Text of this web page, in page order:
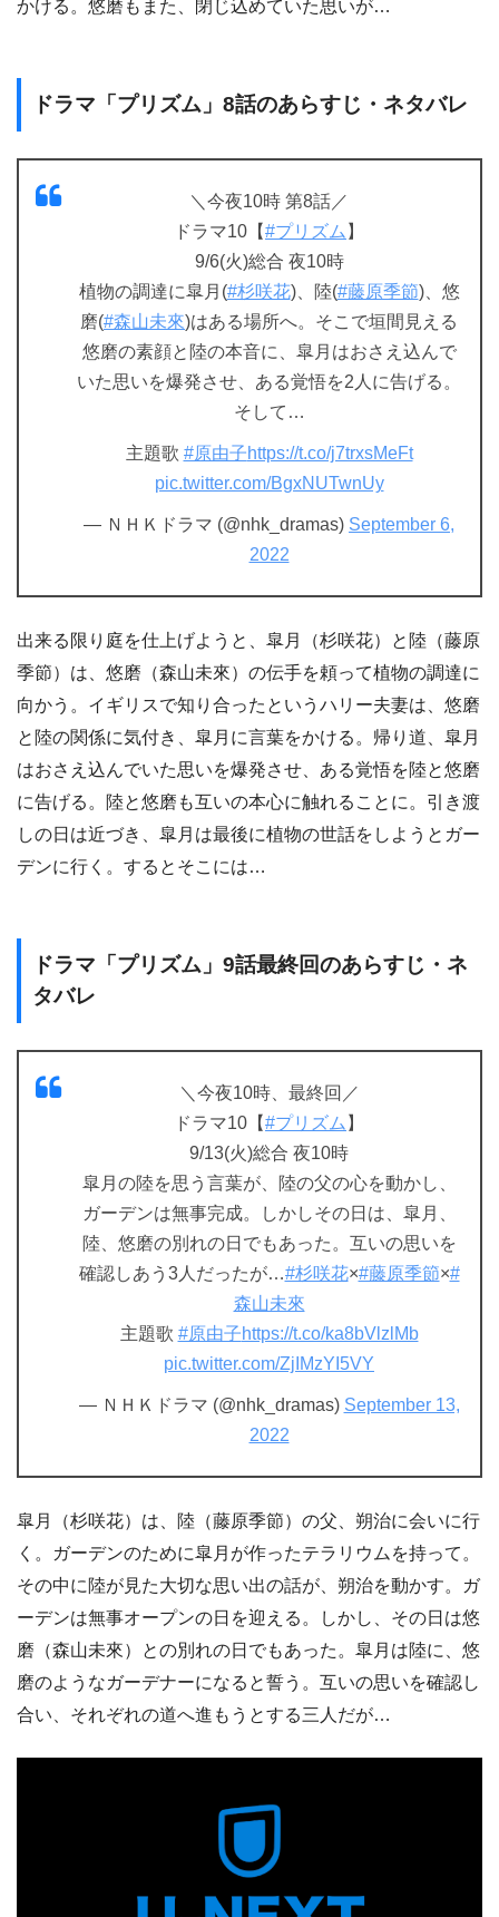
かける。悠磨もまた、閉じ込めていた思いが…
ドラマ「プリズム」8話のあらすじ・ネタバレ
＼今夜10時 第8話／
ドラマ10【#プリズム 】
9/6(火)総合 夜10時
植物の調達に皐月(#杉咲花)、陸(#藤原季節)、悠
磨(#森山未來)はある場所へ。そこで垣間見える
悠磨の素顔と陸の本音に、皐月はおさえ込んで
いた思いを爆発させ、ある覚悟を2人に告げる。
そして…
主題歌 #原由子https://t.co/j7trxsMeFt
pic.twitter.com/BgxNUTwnUy
— ＮＨＫドラマ (@nhk_dramas) September 6,
2022
出来る限り庭を仕上げようと、皐月（杉咲花）と陸（藤原
季節）は、悠磨（森山未來）の伝手を頼って植物の調達に
向かう。イギリスで知り合ったというハリー夫妻は、悠磨
と陸の関係に気付き、皐月に言葉をかける。帰り道、皐月
はおさえ込んでいた思いを爆発させ、ある覚悟を陸と悠磨
に告げる。陸と悠磨も互いの本心に触れることに。引き渡
しの日は近づき、皐月は最後に植物の世話をしようとガー
デンに行く。するとそこには…
ドラマ「プリズム」9話最終回のあらすじ・ネ
タバレ
＼今夜10時、最終回／
ドラマ10【#プリズム 】
9/13(火)総合 夜10時
皐月の陸を思う言葉が、陸の父の心を動かし、
ガーデンは無事完成。しかしその日は、皐月、
陸、悠磨の別れの日でもあった。互いの思いを
確認しあう3人だったが…#杉咲花×#藤原季節×#
森山未來
主題歌 #原由子https://t.co/ka8bVlzlMb
pic.twitter.com/ZjIMzYI5VY
— ＮＨＫドラマ (@nhk_dramas) September 13,
2022
皐月（杉咲花）は、陸（藤原季節）の父、朔治に会いに行
く。ガーデンのために皐月が作ったテラリウムを持って。
その中に陸が見た大切な思い出の話が、朔治を動かす。ガ
ーデンは無事オープンの日を迎える。しかし、その日は悠
磨（森山未來）との別れの日でもあった。皐月は陸に、悠
磨のようなガーデナーになると誓う。互いの思いを確認し
合い、それぞれの道へ進もうとする三人だが…